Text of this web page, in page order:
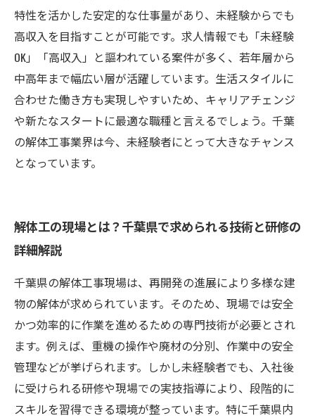
特性を活かした安定的な仕事量があり、未経験からでも
高収入を目指すことが可能です。求人情報でも「未経験
OK」「高収入」と謳われている案件が多く、若年層から
中高年まで幅広い層が活躍しています。生活スタイルに
合わせた働き方も実現しやすいため、キャリアチェンジ
や新たなスタートに最適な職種と言えるでしょう。千葉
の解体工事業界は今、未経験者にとって大きなチャンス
となっています。
解体工の現場とは？千葉県で求められる技術と研修の
詳細解説
千葉県の解体工事現場は、再開発の進展により多様な建
物の解体が求められています。そのため、現場では安全
かつ効率的に作業を進めるための専門技術が必要とされ
ます。例えば、重機の操作や廃材の分別、作業中の安全
管理などが挙げられます。しかし未経験者でも、入社後
に受けられる研修や現場での実技指導により、段階的に
スキルを習得できる環境が整っています。特に千葉県内